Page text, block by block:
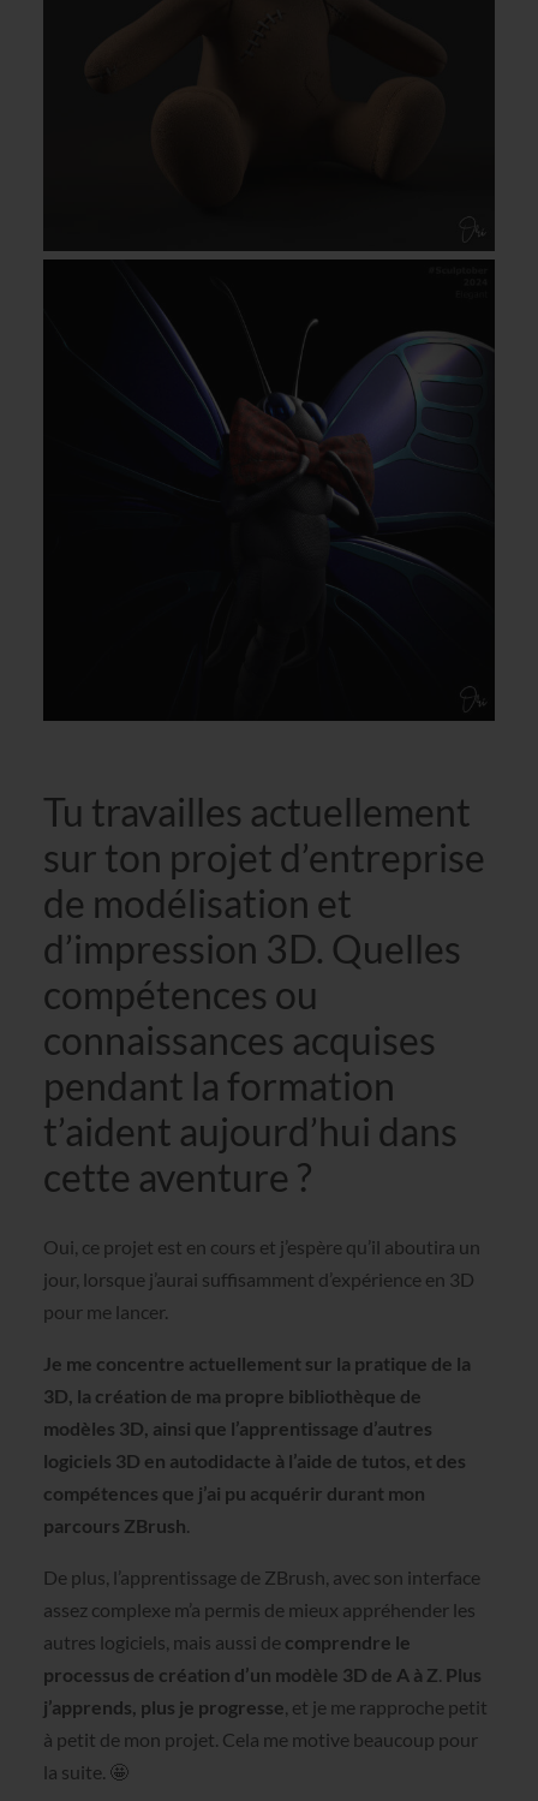
Tu travailles actuellement
sur ton projet d’entreprise
de modélisation et
d’impression 3D. Quelles
compétences ou
connaissances acquises
pendant la formation
t’aident aujourd’hui dans
cette aventure ?
Oui, ce projet est en cours et j’espère qu’il aboutira un
jour, lorsque j’aurai suffisamment d’expérience en 3D
pour me lancer.
Je me concentre actuellement sur la pratique de la
3D, la création de ma propre bibliothèque de
modèles 3D, ainsi que l’apprentissage d’autres
logiciels 3D en autodidacte à l’aide de tutos, et des
compétences que j’ai pu acquérir durant mon
parcours ZBrush
De plus, l’apprentissage de ZBrush, avec son interface
assez complexe m’a permis de mieux appréhender les
autres logiciels, mais aussi de comprendre le
processus de création d’un modèle 3D de A à Z. Plus
j’apprends, plus je progresse, et je me rapproche petit
à petit de mon projet. Cela me motive beaucoup pour
la suite. 🤩